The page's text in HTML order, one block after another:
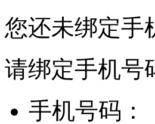
您还未绑定手
请绑定手机号
手机号码：